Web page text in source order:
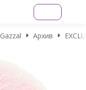
Gazzal Архив